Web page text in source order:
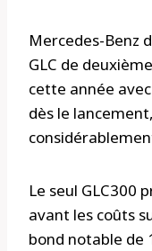
Mercedes-Benz
GLC de
cette année
dès le
Le seul GLC300
avant les coûts
bond notable de